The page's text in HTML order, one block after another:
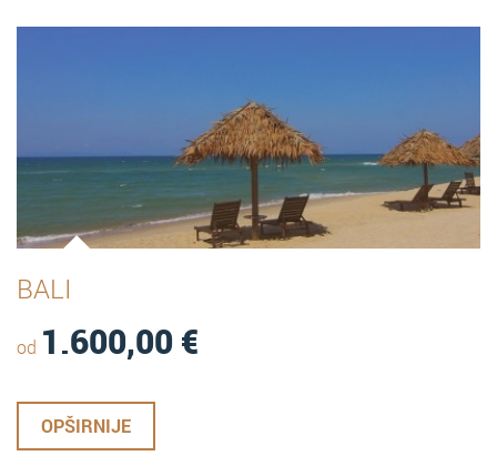
BALI
od 1.600,00€
OPŠIRNIJE